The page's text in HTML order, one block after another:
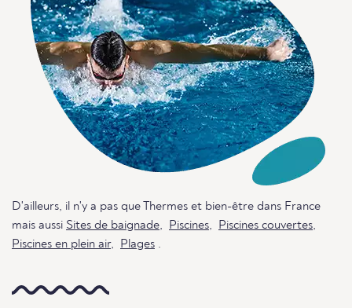
D'ailleurs, il n'y a pas que Thermes et bien-être dans France
mais aussi Sites de baignade, Piscines, Piscines couvertes,
Piscines en plein air, Plages .